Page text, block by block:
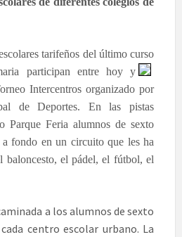
tarifeños del último curso
participan entre hoy y
Intercentros organizado por
de Deportes. En las pistas
Parque Feria alumnos de sexto
a fondo en un circuito que les ha
baloncesto, el pádel, el fútbol, el
a los alumnos de sexto
centro escolar urbano. La